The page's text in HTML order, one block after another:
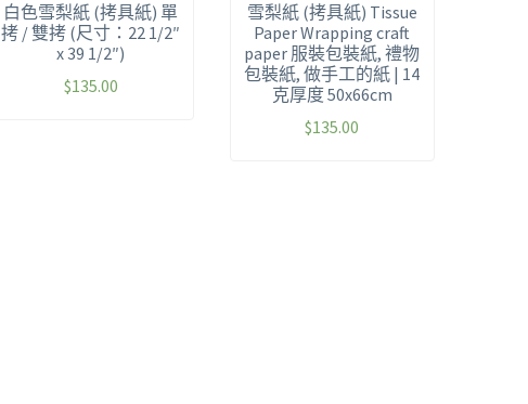
白色雪梨紙 (拷具紙) 單
拷 / 雙拷 (尺寸：22 1/2″
x 39 1/2″)
$135.00
雪梨紙 (拷具紙) Tissue
Paper Wrapping craft
paper 服裝包裝紙, 禮物
包裝紙, 做手工的紙 | 14
克厚度 50x66cm
$135.00